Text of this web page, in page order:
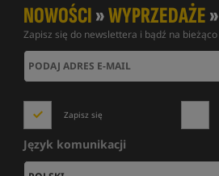
NOWOŚCI»WYPRZEDAŻE»
Zapisz się do newslettera i bądź na bieżąco
Zapisz się
Język komunikacji